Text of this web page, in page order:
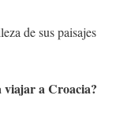
de sus paisajes
viajar a Croacia?